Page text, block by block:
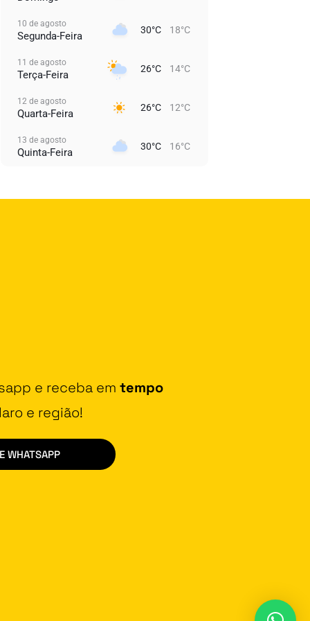
10 de agosto
Segunda-Feira 30°C 18°C
11 de agosto
Terça-Feira 26°C 14°C
12 de agosto
Quarta-Feira 26°C 12°C
13 de agosto
Quinta-Feira 30°C 16°C
e receba em tempo
e região!
WHATSAPP